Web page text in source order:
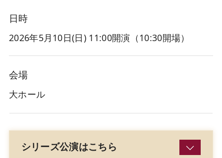
日時
2026年5月10日(日) 11:00開演（10:30開場）
会場
大ホール
シリーズ公演はこちら